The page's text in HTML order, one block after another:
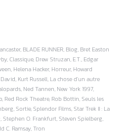
BLADE RUNNER, Blog, Bret Easton
Classique, Drew Struzan, E.T., Edgar
Helena Hacker, Horreur, Howard
Kurt Russell, La chose d'un autre
Ned Tannen, New York 1997,
Red Rock Theatre, Rob Bottin, Seuls les
Sortie, Splendor Films, Star Trek II : La
O. Frankfurt, Steven Spielberg,
C. Ramsay, Tron